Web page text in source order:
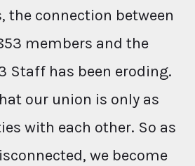
the connection between
members and the
Staff has been eroding.
our union is only as
with each other. So as
we become